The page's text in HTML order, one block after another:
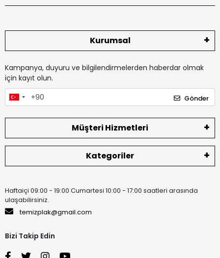
Kurumsal
Kampanya, duyuru ve bilgilendirmelerden haberdar olmak
için kayıt olun.
Gönder
Müşteri Hizmetleri
Kategoriler
Haftaiçi 09:00 - 19:00 Cumartesi 10:00 - 17:00 saatleri arasında
ulaşabilirsiniz.
temizplak@gmail.com
Bizi Takip Edin